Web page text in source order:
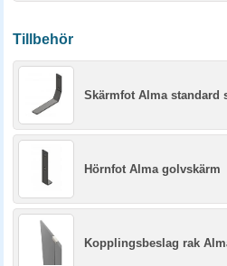
Tillbehör
Skärmfot Alma standard
Hörnfot Alma golvskärm
Kopplingsbeslag rak